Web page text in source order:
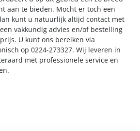
aan te bieden. Mocht er toch een
kunt u natuurlijk altijd contact met
vakkundig advies en/of bestelling
U kunt ons bereiken via
op 0224-273327. Wij leveren in
met professionele service en